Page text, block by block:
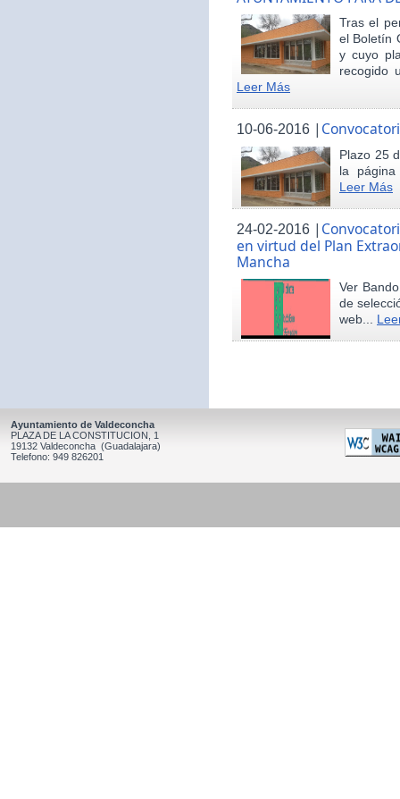
Tras el
el Boletín
y cuyo
recogido
Leer Más
10-06-2016 |
Plazo 25
la
Leer Más
24-02-2016 |
en virtud del Plan
Mancha
Ver
de
web...
Ayuntamiento de Valdeconcha
PLAZA DE LA CONSTITUCION, 1
19132 Valdeconcha (Guadalajara)
Telefono: 949 826201